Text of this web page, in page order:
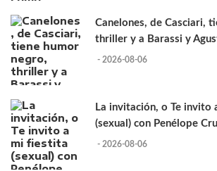
Canelones, de Casciari,
thriller y a Barassi y
- 2026-08-06
La invitación, o Te invito
(sexual) con Penélope
- 2026-08-06